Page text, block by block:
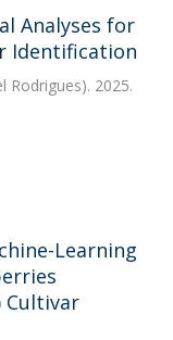
Analyses for
Identification
Rodrigues). 2025.
Learning
Cultivar